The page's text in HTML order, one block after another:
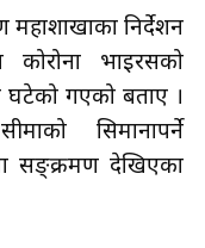
महाशाखाका निर्देशन
भाइरसको
गएको बताए ।
सिमानापर्ने
सङ्क्रमण देखिएका